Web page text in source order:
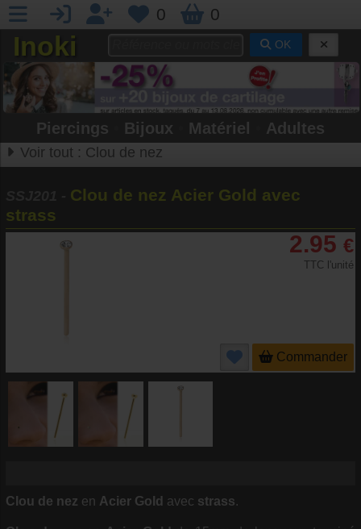
0 0
Inoki OK
Piercings Bijoux Matériel Adultes
Voir tout : Clou de nez
Clou de nez Acier Gold avec
strass
2.95 €
TTC l'unité
Commander
Clou de nez en Acier Gold avec strass.